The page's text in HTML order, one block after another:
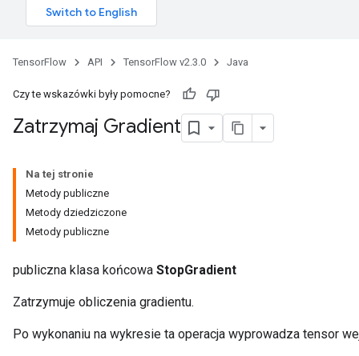
TensorFlow API TensorFlow v2.3.0 Java
Czy te wskazówki były pomocne?
Zatrzymaj Gradient
Na tej stronie
Metody publiczne
Metody dziedziczone
Metody publiczne
publiczna klasa końcowa StopGradient
Zatrzymuje obliczenia gradientu.
Po wykonaniu na wykresie ta operacja wyprowadza tensor